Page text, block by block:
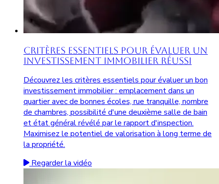
Critères Essentiels pour Évaluer un
Investissement Immobilier Réussi
Découvrez les critères essentiels pour évaluer un bon
investissement immobilier : emplacement dans un
quartier avec de bonnes écoles, rue tranquille, nombre
de chambres, possibilité d'une deuxième salle de bain
et état général révélé par le rapport d'inspection.
Maximisez le potentiel de valorisation à long terme de
la propriété.
Regarder la vidéo